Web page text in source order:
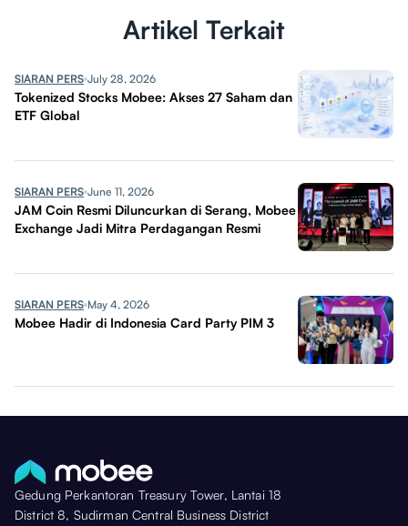
Artikel Terkait
SIARAN PERS July 28, 2026
Tokenized Stocks Mobee: Akses 27 Saham dan
ETF Global
SIARAN PERS June 11, 2026
JAM Coin Resmi Diluncurkan di Serang, Mobee
Exchange Jadi Mitra Perdagangan Resmi
SIARAN PERS May 4, 2026
Mobee Hadir di Indonesia Card Party PIM 3
Gedung Perkantoran Treasury Tower, Lantai 18
District 8, Sudirman Central Business District